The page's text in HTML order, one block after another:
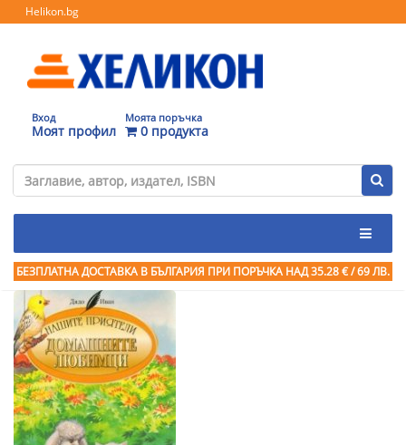
Helikon.bg
Вход
Моят профил
Моята поръчка
0 продукта
БЕЗПЛАТНА ДОСТАВКА В БЪЛГАРИЯ ПРИ ПОРЪЧКА НАД 35.28 € / 69 ЛВ.